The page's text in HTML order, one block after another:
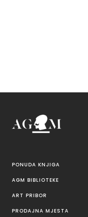
PONUDA KNJIGA
AGM BIBLIOTEKE
ART PRIBOR
PRODAJNA MJESTA